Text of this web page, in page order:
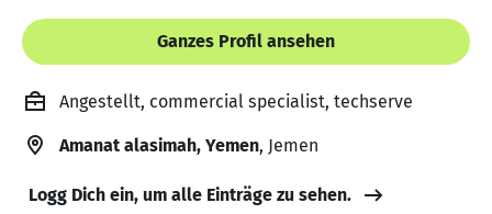
Ganzes Profil ansehen
Angestellt, commercial specialist, techserve
Amanat alasimah, Yemen, Jemen
Logg Dich ein, um alle Einträge zu sehen.